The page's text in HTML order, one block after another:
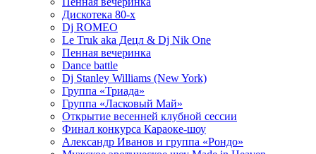
Дискотека 80-х
Dj ROMEO
Le Truk aka Децл & Dj Nik One
Пенная вечеринка
Dance battle
Dj Stanley Williams (New York)
Группа «Триада»
Группа «Ласковый Май»
Открытие весенней клубной сессии
Финал конкурса Караоке-шоу
Александр Иванов и группа «Рондо»